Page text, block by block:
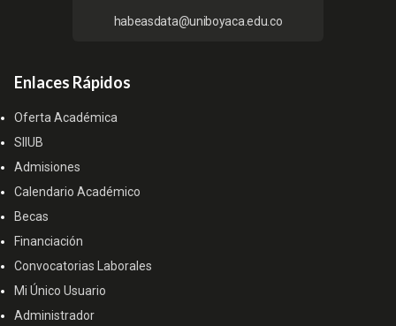
habeasdata@uniboyaca.edu.co
Enlaces Rápidos
Oferta Académica
SIIUB
Admisiones
Calendario Académico
Becas
Financiación
Convocatorias Laborales
Mi Único Usuario
Administrador